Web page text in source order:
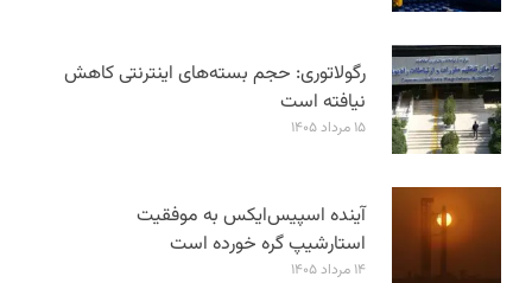
رگولاتوری: حجم بسته‌های اینترنتی کاهش
نیافته است
۱۵ مرداد ۱۴۰۵
آینده اسپیس‌ایکس به موفقیت
استارشیپ گره خورده است
۱۴ مرداد ۱۴۰۵